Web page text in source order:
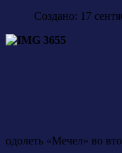
Создано: 17
одолеть «Мечел» во